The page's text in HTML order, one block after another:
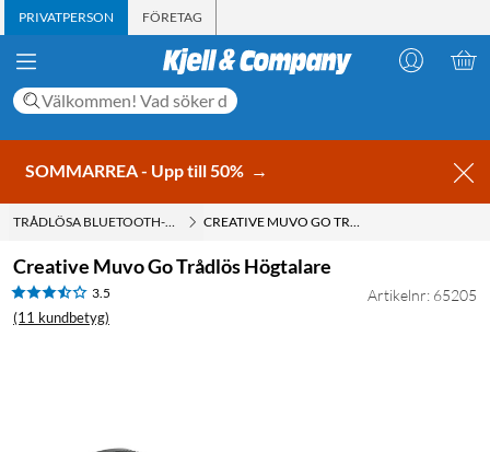
PRIVATPERSON FÖRETAG
SOMMARREA - Upp till 50% →
TRÅDLÖSA BLUETOOTH-HÖGTALARE CREATIVE MUVO GO TRÅDLÖS HÖGTALARE
Creative Muvo Go Trådlös Högtalare
3.5
(11 kundbetyg)
Artikelnr: 65205